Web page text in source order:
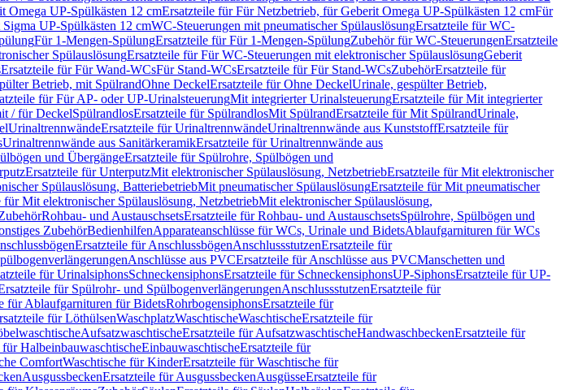
Omega UP-Spülkästen 12 cmErsatzteile für Für Netzbetrieb, für Geberit Omega UP-Spülkästen 12 cmFür
UP-Spülkästen 12 cmWC-Steuerungen mit pneumatischer SpülauslösungErsatzteile für WC-
Für 1-Mengen-SpülungErsatzteile für Für 1-Mengen-SpülungZubehör für WC-SteuerungenErsatzteile
SpülauslösungErsatzteile für Für WC-Steuerungen mit elektronischer SpülauslösungGeberit
Ersatzteile für Für Wand-WCsFür Stand-WCsErsatzteile für Für Stand-WCsZubehörErsatzteile für
Betrieb, mit SpülrandOhne DeckelErsatzteile für Ohne DeckelUrinale, gespülter Betrieb,
für Für AP- oder UP-UrinalsteuerungMit integrierter UrinalsteuerungErsatzteile für Mit integrierter
/ für DeckelSpülrandlosErsatzteile für SpülrandlosMit SpülrandErsatzteile für Mit SpülrandUrinale,
UrinaltrennwändeErsatzteile für UrinaltrennwändeUrinaltrennwände aus KunststoffErsatzteile für
Urinaltrennwände aus SanitärkeramikErsatzteile für Urinaltrennwände aus
und ÜbergängeErsatzteile für Spülrohre, Spülbögen und
Ersatzteile für UnterputzMit elektronischer Spülauslösung, NetzbetriebErsatzteile für Mit elektronischer
Spülauslösung, BatteriebetriebMit pneumatischer SpülauslösungErsatzteile für Mit pneumatischer
für Mit elektronischer Spülauslösung, NetzbetriebMit elektronischer Spülauslösung,
Rohbau- und AustauschsetsErsatzteile für Rohbau- und AustauschsetsSpülrohre, Spülbögen und
ZubehörBedienhilfenApparateanschlüsse für WCs, Urinale und BidetsAblaufgarnituren für WCs
Ersatzteile für AnschlussbögenAnschlussstutzenErsatzteile für
Anschlüsse aus PVCErsatzteile für Anschlüsse aus PVCManschetten und
für UrinalsiphonsSchneckensiphonsErsatzteile für SchneckensiphonsUP-SiphonsErsatzteile für UP-
für Spülrohr- und SpülbogenverlängerungenAnschlussstutzenErsatzteile für
für Ablaufgarnituren für BidetsRohrbogensiphonsErsatzteile für
für LöthülsenWaschplatzWaschtischeWaschtischeErsatzteile für
AufsatzwaschtischeErsatzteile für AufsatzwaschtischeHandwaschbeckenErsatzteile für
für HalbeinbauwaschtischeEinbauwaschtischeErsatzteile für
ComfortWaschtische für KinderErsatzteile für Waschtische für
AusgussbeckenErsatzteile für AusgussbeckenAusgüsseErsatzteile für